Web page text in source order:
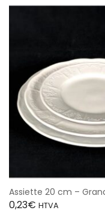
Assiette 20 cm –
0,23€ HTVA